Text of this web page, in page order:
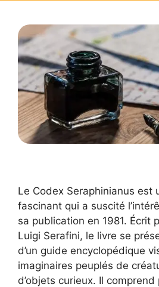
Le Codex Seraphinianus est
fascinant qui a suscité
sa publication en 1981. Écrit
Luigi Serafini, le livre se
d’un guide encyclopédique
imaginaires peuplés de
d’objets curieux. Il